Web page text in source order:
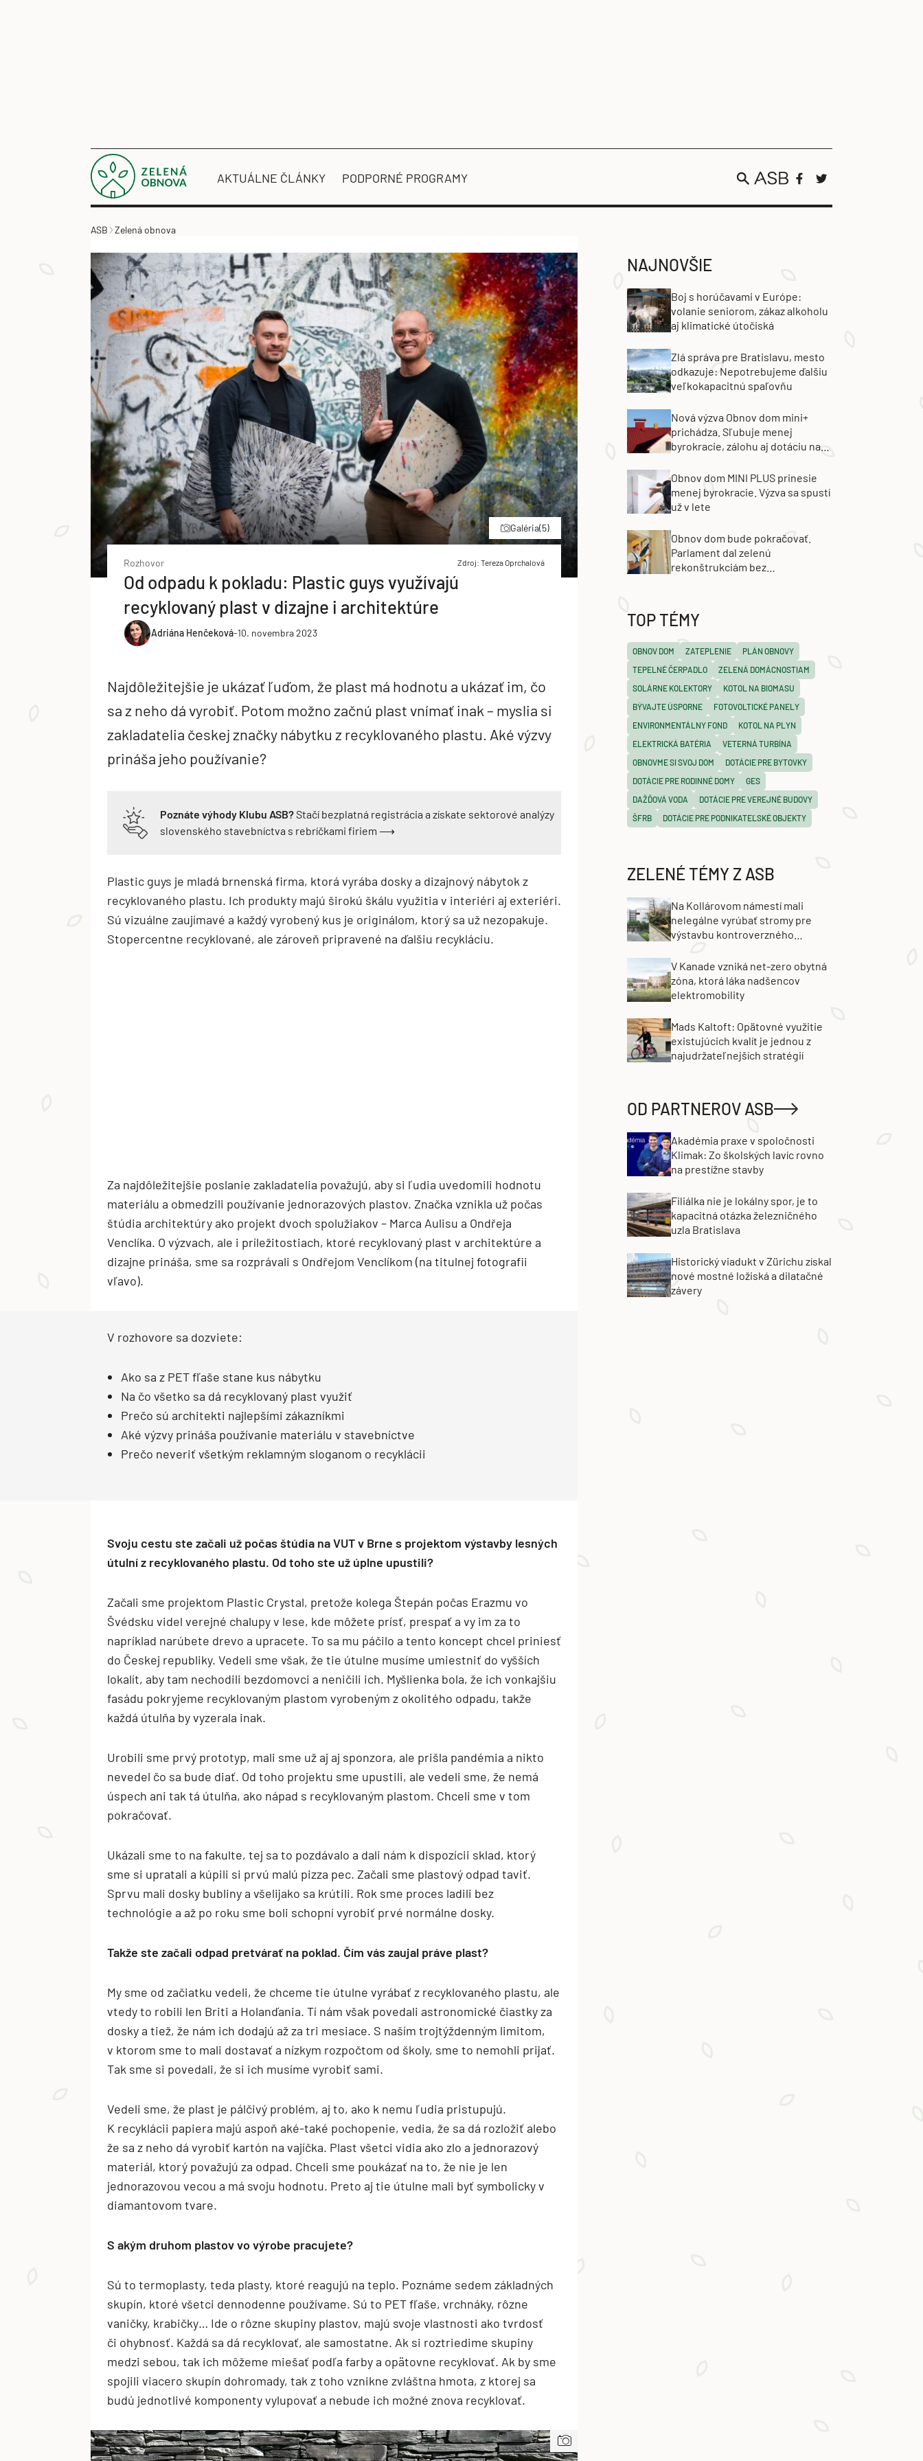
AKTUÁLNE ČLÁNKY PODPORNÉ PROGRAMY
ASB Zelená obnova
Galéria(5)
Rozhovor Zdroj: Tereza Oprchalová
Od odpadu k pokladu: Plastic guys využívajú
recyklovaný plast v dizajne i architektúre
Adriána Henčeková-10. novembra 2023
Najdôležitejšie je ukázať ľuďom, že plast má hodnotu a ukázať im, čo
sa z neho dá vyrobiť. Potom možno začnú plast vnímať inak – myslia si
zakladatelia českej značky nábytku z recyklovaného plastu. Aké výzvy
prináša jeho používanie?
Poznáte výhody Klubu ASB?Stačí bezplatná registrácia a získate sektorové analýzy
slovenského stavebníctva s rebríčkami firiem ⟶
Plastic guys je mladá brnenská firma, ktorá vyrába dosky a dizajnový nábytok z
recyklovaného plastu. Ich produkty majú širokú škálu využitia v interiéri aj exteriéri.
Sú vizuálne zaujímavé a každý vyrobený kus je originálom, ktorý sa už nezopakuje.
Stopercentne recyklované, ale zároveň pripravené na ďalšiu recykláciu.
Za najdôležitejšie poslanie zakladatelia považujú, aby si ľudia uvedomili hodnotu
materiálu a obmedzili používanie jednorazových plastov. Značka vznikla už počas
štúdia architektúry ako projekt dvoch spolužiakov – Marca Aulisu a Ondřeja
Venclíka. O výzvach, ale i príležitostiach, ktoré recyklovaný plast v architektúre a
dizajne prináša, sme sa rozprávali s Ondřejom Venclíkom (na titulnej fotografii
vľavo).
V rozhovore sa dozviete:
Ako sa z PET fľaše stane kus nábytku
Na čo všetko sa dá recyklovaný plast využiť
Prečo sú architekti najlepšími zákazníkmi
Aké výzvy prináša používanie materiálu v stavebníctve
Prečo neveriť všetkým reklamným sloganom o recyklácii
Svoju cestu ste začali už počas štúdia na VUT v Brne s projektom výstavby lesných
útulní z recyklovaného plastu. Od toho ste už úplne upustili?
Začali sme projektom Plastic Crystal, pretože kolega Štepán počas Erazmu vo
Švédsku videl verejné chalupy v lese, kde môžete prísť, prespať a vy im za to
napríklad narúbete drevo a upracete. To sa mu páčilo a tento koncept chcel priniesť
do Českej republiky. Vedeli sme však, že tie útulne musíme umiestniť do vyšších
lokalít, aby tam nechodili bezdomovci a neničili ich. Myšlienka bola, že ich vonkajšiu
fasádu pokryjeme recyklovaným plastom vyrobeným z okolitého odpadu, takže
každá útulňa by vyzerala inak.
Urobili sme prvý prototyp, mali sme už aj aj sponzora, ale prišla pandémia a nikto
nevedel čo sa bude diať. Od toho projektu sme upustili, ale vedeli sme, že nemá
úspech ani tak tá útulňa, ako nápad s recyklovaným plastom. Chceli sme v tom
pokračovať.
Ukázali sme to na fakulte, tej sa to pozdávalo a dali nám k dispozícii sklad, ktorý
sme si upratali a kúpili si prvú malú pizza pec. Začali sme plastový odpad taviť.
Sprvu mali dosky bubliny a všelijako sa krútili. Rok sme proces ladili bez
technológie a až po roku sme boli schopní vyrobiť prvé normálne dosky.
Takže ste začali odpad pretvárať na poklad. Čím vás zaujal práve plast?
My sme od začiatku vedeli, že chceme tie útulne vyrábať z recyklovaného plastu, ale
vtedy to robili len Briti a Holanďania. Tí nám však povedali astronomické čiastky za
dosky a tiež, že nám ich dodajú až za tri mesiace. S naším trojtýždenným limitom,
v ktorom sme to mali dostavať a nízkym rozpočtom od školy, sme to nemohli prijať.
Tak sme si povedali, že si ich musíme vyrobiť sami.
Vedeli sme, že plast je pálčivý problém, aj to, ako k nemu ľudia pristupujú.
K recyklácii papiera majú aspoň aké-také pochopenie, vedia, že sa dá rozložiť alebo
že sa z neho dá vyrobiť kartón na vajíčka. Plast všetci vidia ako zlo a jednorazový
materiál, ktorý považujú za odpad. Chceli sme poukázať na to, že nie je len
jednorazovou vecou a má svoju hodnotu. Preto aj tie útulne mali byť symbolicky v
diamantovom tvare.
S akým druhom plastov vo výrobe pracujete?
Sú to termoplasty, teda plasty, ktoré reagujú na teplo. Poznáme sedem základných
skupín, ktoré všetci dennodenne používame. Sú to PET fľaše, vrchnáky, rôzne
vaničky, krabičky… Ide o rôzne skupiny plastov, majú svoje vlastnosti ako tvrdosť
či ohybnosť. Každá sa dá recyklovať, ale samostatne. Ak si roztriedime skupiny
medzi sebou, tak ich môžeme miešať podľa farby a opätovne recyklovať. Ak by sme
spojili viacero skupín dohromady, tak z toho vznikne zvláštna hmota, z ktorej sa
budú jednotlivé komponenty vylupovať a nebude ich možné znova recyklovať.
NAJNOVŠIE
Boj s horúčavami v Európe:
volanie seniorom, zákaz alkoholu
aj klimatické útočiská
Zlá správa pre Bratislavu, mesto
odkazuje: Nepotrebujeme ďalšiu
veľkokapacitnú spaľovňu
Nová výzva Obnov dom mini+
prichádza. Sľubuje menej
byrokracie, zálohu aj dotáciu na
Obnov dom MINI PLUS prinesie
menej byrokracie. Výzva sa spustí
už v lete
Obnov dom bude pokračovať.
Parlament dal zelenú
rekonštrukciám bez
TOP TÉMY
OBNOV DOM ZATEPLENIE
PLÁN OBNOVY
TEPELNÉ ČERPADLO
ZELENÁ DOMÁCNOSTIAM
SOLÁRNE KOLEKTORY
KOTOL NA BIOMASU
BÝVAJTE ÚSPORNE
FOTOVOLTICKÉ PANELY
ENVIRONMENTÁLNY FOND
KOTOL NA PLYN
ELEKTRICKÁ BATÉRIA
VETERNÁ TURBÍNA
OBNOVME SI SVOJ DOM
DOTÁCIE PRE BYTOVKY
DOTÁCIE PRE RODINNÉ DOMY
GES
DAŽĎOVÁ VODA
DOTÁCIE PRE VEREJNÉ BUDOVY
ŠFRB
DOTÁCIE PRE PODNIKATEĽSKÉ OBJEKTY
ZELENÉ TÉMY Z ASB
Na Kollárovom námestí mali
nelegálne vyrúbať stromy pre
výstavbu kontroverzného
popiera
V Kanade vzniká net-zero obytná
zóna, ktorá láka nadšencov
elektromobility
Mads Kaltoft: Opätovné využitie
existujúcich kvalít je jednou z
najudržateľnejších stratégií
OD PARTNEROV ASB
Akadémia praxe v spoločnosti
Klimak: Zo školských lavíc rovno
na prestížne stavby
Filiálka nie je lokálny spor, je to
kapacitná otázka železničného
uzla Bratislava
Historický viadukt v Zürichu získal
nové mostné ložiská a dilatačné
závery